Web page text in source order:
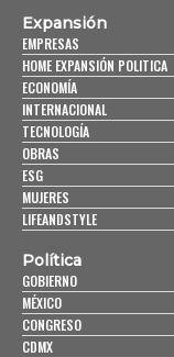
Expansión
EMPRESAS
HOME EXPANSIÓN POLITICA
ECONOMÍA
INTERNACIONAL
TECNOLOGÍA
OBRAS
ESG
MUJERES
LIFEANDSTYLE
Política
GOBIERNO
MÉXICO
CONGRESO
CDMX